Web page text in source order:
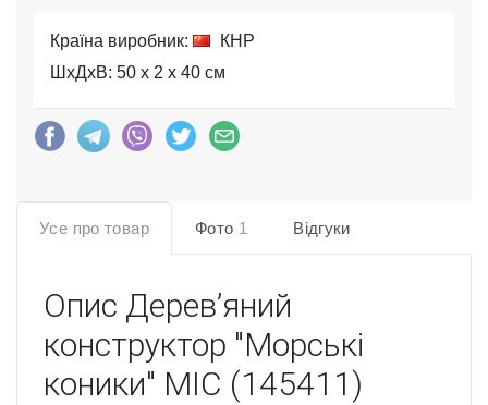
Країна виробник:
КНР
ШхДхВ: 50 x 2 x 40 см
Усе про товар Фото 1 Відгуки
Опис Деревʼяний
конструктор "Морські
коники" MIC (145411)